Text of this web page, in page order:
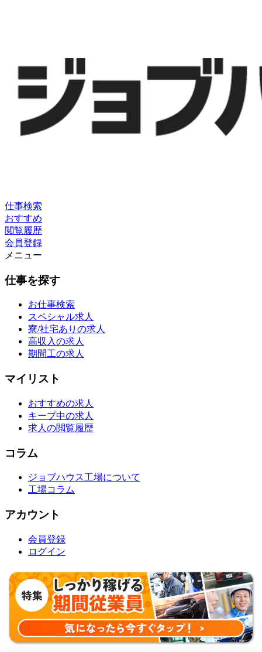
仕事検索
おすすめ
閲覧履歴
会員登録
メニュー
仕事を探す
お仕事検索
スペシャル求人
寮/社宅ありの求人
高収入の求人
期間工の求人
マイリスト
おすすめの求人
キープ中の求人
求人の閲覧履歴
コラム
ジョブハウス工場について
工場コラム
アカウント
会員登録
ログイン